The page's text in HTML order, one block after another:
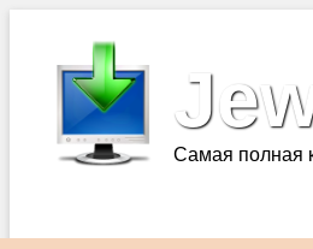
Самая полная